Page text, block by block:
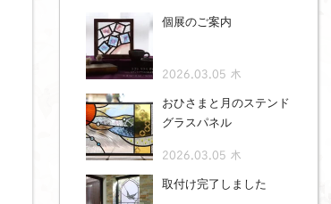
個展のご案内
2026.03.05 木
おひさまと月のステンド
グラスパネル
2026.03.05 木
取付け完了しました